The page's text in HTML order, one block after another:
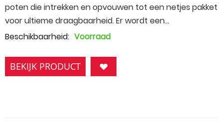
poten die intrekken en opvouwen tot een netjes pakket
voor ultieme draagbaarheid. Er wordt een...
Beschikbaarheid: Voorraad
BEKIJK PRODUCT